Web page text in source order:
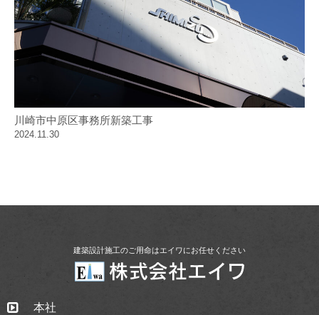
川崎市中原区事務所新築工事
2024.11.30
建築設計施工のご用命はエイワにお任せください
本社